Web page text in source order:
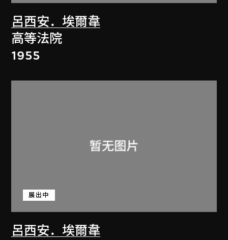
呂西安．埃爾韋
高等法院
1955
呂西安．埃爾韋
展出中